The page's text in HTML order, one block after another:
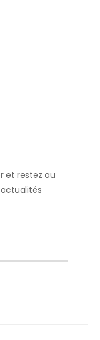
et restez au